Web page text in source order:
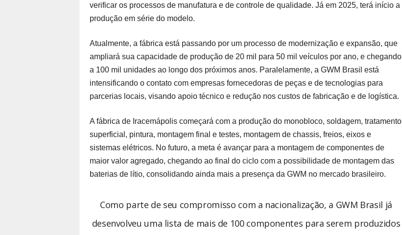
verificar os processos de manufatura e de controle de qualidade. Já em 2025, terá início a
produção em série do modelo.
Atualmente, a fábrica está passando por um processo de modernização e expansão, que
ampliará sua capacidade de produção de 20 mil para 50 mil veículos por ano, e chegando
a 100 mil unidades ao longo dos próximos anos. Paralelamente, a GWM Brasil está
intensificando o contato com empresas fornecedoras de peças e de tecnologias para
parcerias locais, visando apoio técnico e redução nos custos de fabricação e de logística.
A fábrica de Iracemápolis começará com a produção do monobloco, soldagem, tratamento
superficial, pintura, montagem final e testes, montagem de chassis, freios, eixos e
sistemas elétricos. No futuro, a meta é avançar para a montagem de componentes de
maior valor agregado, chegando ao final do ciclo com a possibilidade de montagem das
baterias de lítio, consolidando ainda mais a presença da GWM no mercado brasileiro.
Como parte de seu compromisso com a nacionalização, a GWM Brasil já
desenvolveu uma lista de mais de 100 componentes para serem produzidos